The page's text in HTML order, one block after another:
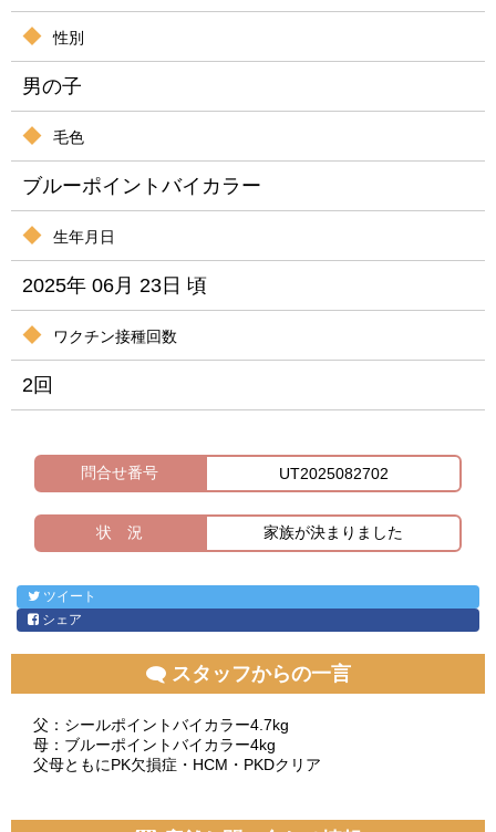
性別
男の子
毛色
ブルーポイントバイカラー
生年月日
2025年 06月 23日 頃
ワクチン接種回数
2回
問合せ番号 UT2025082702
状 況 家族が決まりました
ツイート
シェア
スタッフからの一言
父：シールポイントバイカラー4.7kg
母：ブルーポイントバイカラー4kg
父母ともにPK欠損症・HCM・PKDクリア